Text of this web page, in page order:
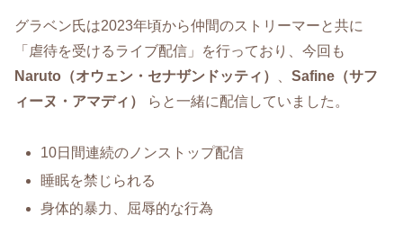
グラベン氏は2023年頃から仲間のストリーマーと共に
「虐待を受けるライブ配信」を行っており、今回も
Naruto（オウェン・セナザンドッティ）
Safine（サフ
ィーヌ・アマディ）
らと一緒に配信していました。
10日間連続のノンストップ配信
睡眠を禁じられる
身体的暴力、屈辱的な行為